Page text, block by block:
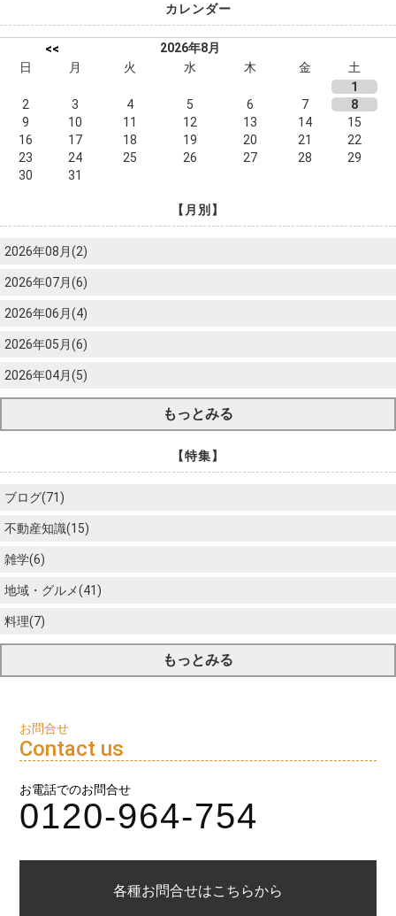
カレンダー
<<
2026年8月
日
月 火 水 木 金
土
1
2
3 4 5 6 7
8
9
10 11 12 13 14
15
16
17 18 19 20 21
22
23
24 25 26 27 28
29
30
31
【月別】
2026年08月(2)
2026年07月(6)
2026年06月(4)
2026年05月(6)
2026年04月(5)
もっとみる
【特集】
ブログ(71)
不動産知識(15)
雑学(6)
地域・グルメ(41)
料理(7)
もっとみる
お問合せ
Contact us
お電話でのお問合せ
0120-964-754
各種お問合せはこちらから